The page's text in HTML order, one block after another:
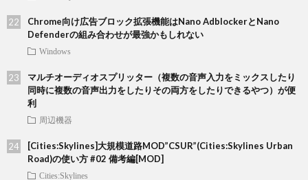
Chrome向け広告ブロック拡張機能はNano AdblockerとNano
Defenderの組み合わせが最強かもしれない
Windows
マルチオーディオスプリッター（複数の音声入力をミックスしたり
同時に複数の音声出力をしたりその両方をしたりできるやつ）が便
利
周辺機器
[Cities:Skylines]大規模道路MOD”CSUR”(Cities:Skylines Urban
Road)の使い方 #02 備考編[MOD]
Cities:Skylines